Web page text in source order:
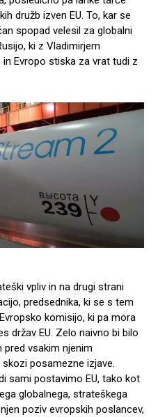
družb izven EU. To, kar se
spopad velesil za globalni
ki z Vladimirjem
Evropo stiska za vrat tudi z
vpliv in na drugi strani
predsednika, ki se s tem
komisijo, ki pa mora
držav EU. Zelo naivno bi bilo
pred vsakim njenim
posamezne izjave.
sami postavimo EU, tako kot
globalnega, strateškega
poziv evropskih poslancev,